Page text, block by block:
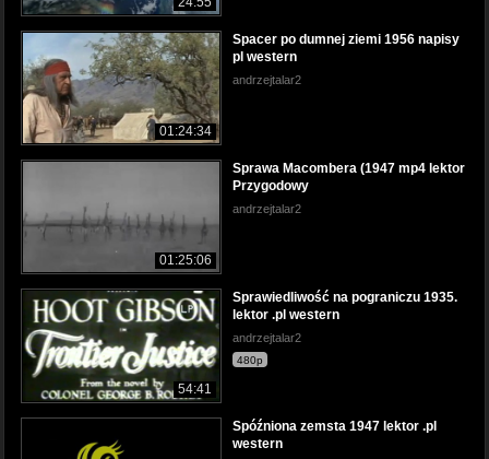
01:24:34
Spacer po dumnej ziemi 1956 napisy
pl western
andrzejtalar2
01:25:06
Sprawa Macombera (1947 mp4 lektor
Przygodowy
andrzejtalar2
54:41
Sprawiedliwość na pograniczu 1935.
lektor .pl western
andrzejtalar2
480p
Spóźniona zemsta 1947 lektor .pl
western